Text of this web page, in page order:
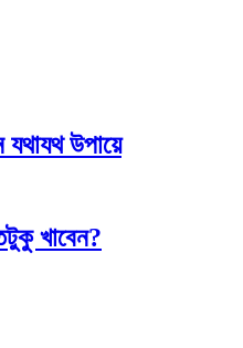
যথাযথ উপায়ে
খাবেন?